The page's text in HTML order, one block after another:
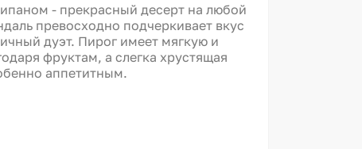
- прекрасный десерт на любой
превосходно подчеркивает вкус
дуэт. Пирог имеет мягкую и
фруктам, а слегка хрустящая
аппетитным.